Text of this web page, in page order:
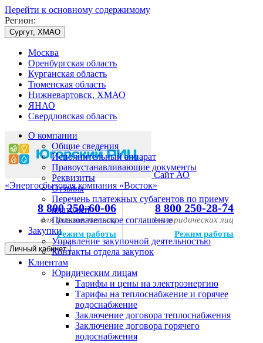
Перейти к основному содержимому
Регион:
Сургут, ХМАО
Москва
Оренбургская область
Курганская область
Тюменская область
Нижневартовск, ХМАО
ЯНАО
Свердловская область
Сайт АО
«Энергосбытовая компания «Восток»
8 800 250-60-06
для физических лиц
Режим работы
8 800 250-28-74
для юридических лиц
Режим работы
Личный кабинет
О компании
Общие сведения
Исполнительный аппарат
Правоустанавливающие документы
Реквизиты
Отзывы
Перечень платежных субагентов по приему
платежей
Пользовательское соглашение
Закупки
Управление закупочной деятельностью
Контакты отдела закупок
Клиентам
Юридическим лицам
Тарифы и цены на электроэнергию
Тарифы на теплоснабжение и горячее
водоснабжение
Заключение договора теплоснабжения
Заключение договора горячего
водоснабжения